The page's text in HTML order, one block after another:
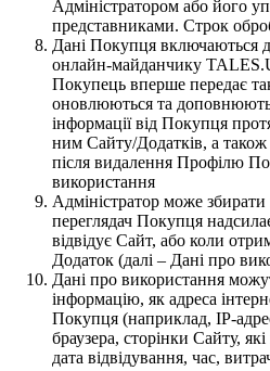
Адміністратором або його
представниками. Строк
Дані Покупця включаються
онлайн-майданчику
Покупець вперше передає
оновлюються та
інформації від Покупця
ним Сайту/Додатків, а також
після видалення Профілю
використання
Адміністратор може
переглядач Покупця
відвідує Сайт, або коли
Додаток (далі – Дані про
Дані про використання
інформацію, як адреса
Покупця (наприклад, IP-
браузера, сторінки Сайту,
дата відвідування, час,